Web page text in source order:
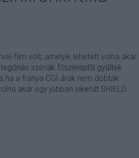
film volt, amelyik lehetett volna akár
szériák főszereplői gyűltek
ha a fránya CGI árak nem dobták
akár egy jobban sikerült SHIELD…